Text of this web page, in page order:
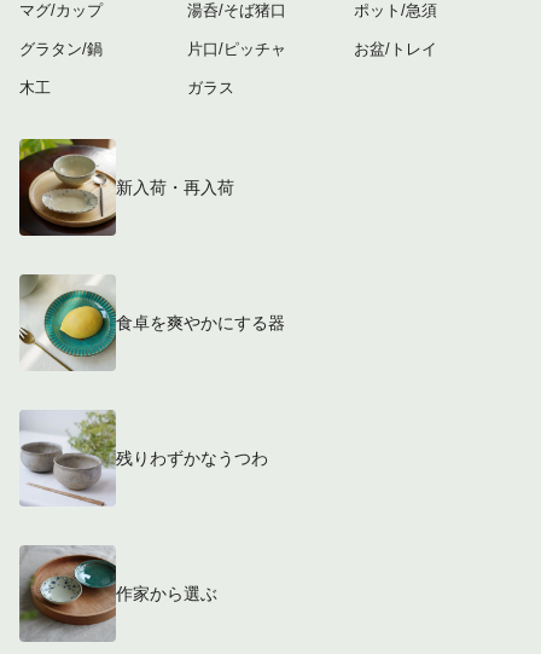
マグ/カップ
グラタン/鍋
木工
湯呑/そば猪口
片口/ピッチャ
ガラス
ポット/急須
お盆/トレイ
新入荷・再入荷
食卓を爽やかにする器
残りわずかなうつわ
作家から選ぶ